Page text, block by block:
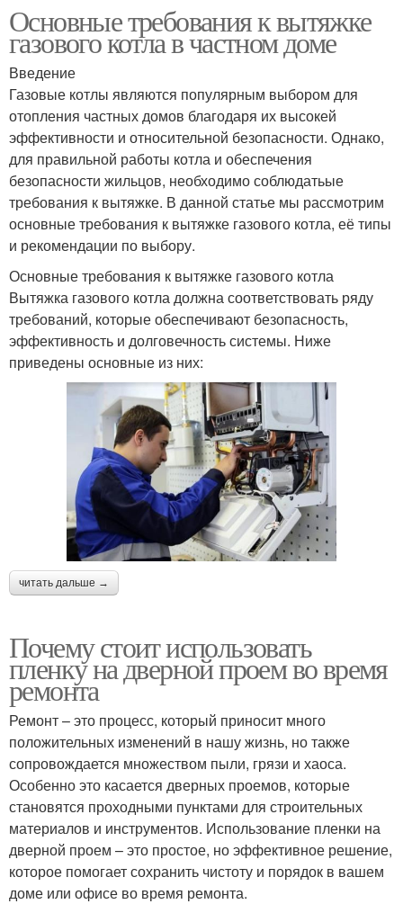
Основные требования к вытяжке
газового котла в частном доме
Введение
Газовые котлы являются популярным выбором для
отопления частных домов благодаря их высокей
эффективности и относительной безопасности. Однако,
для правильной работы котла и обеспечения
безопасности жильцов, необходимо соблюдатьые
требования к вытяжке. В данной статье мы рассмотрим
основные требования к вытяжке газового котла, её типы
и рекомендации по выбору.
Основные требования к вытяжке газового котла
Вытяжка газового котла должна соответствовать ряду
требований, которые обеспечивают безопасность,
эффективность и долговечность системы. Ниже
приведены основные из них:
читать дальше →
Почему стоит использовать
пленку на дверной проем во время
ремонта
Ремонт – это процесс, который приносит много
положительных изменений в нашу жизнь, но также
сопровождается множеством пыли, грязи и хаоса.
Особенно это касается дверных проемов, которые
становятся проходными пунктами для строительных
материалов и инструментов. Использование пленки на
дверной проем – это простое, но эффективное решение,
которое помогает сохранить чистоту и порядок в вашем
доме или офисе во время ремонта.